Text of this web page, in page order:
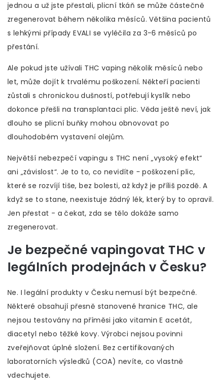
jednou a už jste přestali, plicní tkáň se může částečně
zregenerovat během několika měsíců. Většina pacientů
s lehkými případy EVALI se vyléčila za 3-6 měsíců po
přestání.
Ale pokud jste užívali THC vaping několik měsíců nebo
let, může dojít k trvalému poškození. Někteří pacienti
zůstali s chronickou dušností, potřebují kyslík nebo
dokonce přešli na transplantaci plic. Věda ještě neví, jak
dlouho se plicní buňky mohou obnovovat po
dlouhodobém vystavení olejům.
Největší nebezpečí vapingu s THC není „vysoký efekt“
ani „závislost“. Je to to, co nevidíte - poškození plic,
které se rozvíjí tiše, bez bolesti, až když je příliš pozdě. A
když se to stane, neexistuje žádný lék, který by to opravil.
Jen přestat - a čekat, zda se tělo dokáže samo
zregenerovat.
Je bezpečné vapingovat THC v
legálních prodejnách v Česku?
Ne. I legální produkty v Česku nemusí být bezpečné.
Některé obsahují přesně stanovené hranice THC, ale
nejsou testovány na příměsi jako vitamin E acetát,
diacetyl nebo těžké kovy. Výrobci nejsou povinni
zveřejňovat úplné složení. Bez certifikovaných
laboratorních výsledků (COA) nevíte, co vlastně
vdechujete.